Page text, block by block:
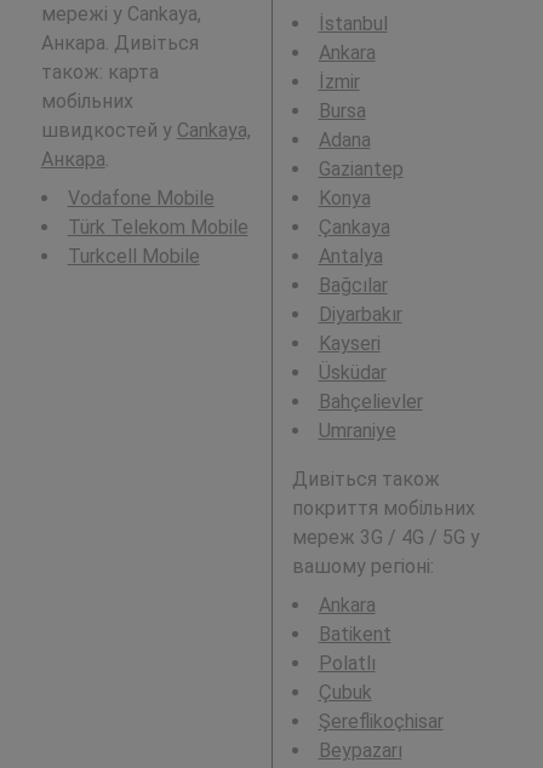
мережі у Cankaya,
Анкара. Дивіться
також: карта
мобільних
швидкостей у Cankaya,
Анкара
Vodafone Mobile
Türk Telekom Mobile
Turkcell Mobile
İstanbul
Ankara
İzmir
Bursa
Adana
Gaziantep
Konya
Çankaya
Antalya
Bağcılar
Diyarbakır
Kayseri
Üsküdar
Bahçelievler
Umraniye
Дивіться також
покриття мобільних
мереж 3G / 4G / 5G у
вашому регіоні:
Ankara
Batikent
Polatlı
Çubuk
Şereflikoçhisar
Beypazarı